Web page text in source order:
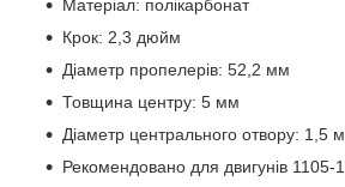
Матеріал: полікарбонат
Крок: 2,3 дюйм
Діаметр пропелерів: 52,2 мм
Товщина центру: 5 мм
Діаметр центрального отвору: 1,5
Рекомендовано для двигунів 1105-